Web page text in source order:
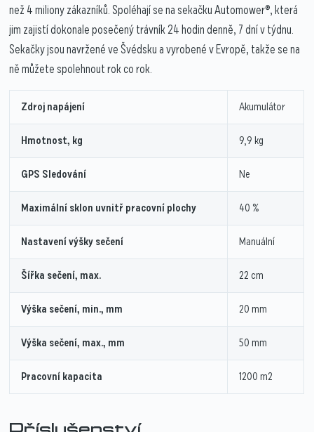
než 4 miliony zákazníků. Spoléhají se na sekačku Automower®, která
jim zajistí dokonale posečený trávník 24 hodin denně, 7 dní v týdnu.
Sekačky jsou navržené ve Švédsku a vyrobené v Evropě, takže se na
ně můžete spolehnout rok co rok.
Zdroj napájení Akumulátor
Hmotnost, kg 9,9 kg
GPS Sledování Ne
Maximální sklon uvnitř pracovní plochy 40 %
Nastavení výšky sečení Manuální
Šířka sečení, max. 22 cm
Výška sečení, min., mm 20 mm
Výška sečení, max., mm 50 mm
Pracovní kapacita 1200 m2